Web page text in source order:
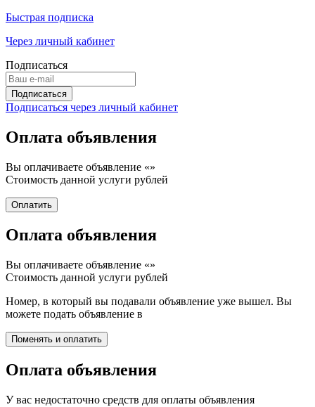
Быстрая подписка
Через личный кабинет
Подписаться
Подписаться через личный кабинет
Оплата объявления
Вы оплачиваете объявление «»
Стоимость данной услуги рублей
Оплата объявления
Вы оплачиваете объявление «»
Стоимость данной услуги рублей
Номер, в который вы подавали объявление уже вышел. Вы
можете подать объявление в
Оплата объявления
У вас недостаточно средств для оплаты объявления